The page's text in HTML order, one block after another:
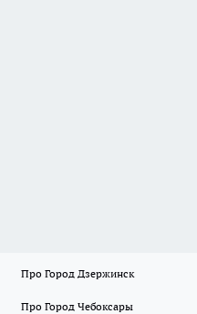
Про Город Дзержинск
Про Город Чебоксары